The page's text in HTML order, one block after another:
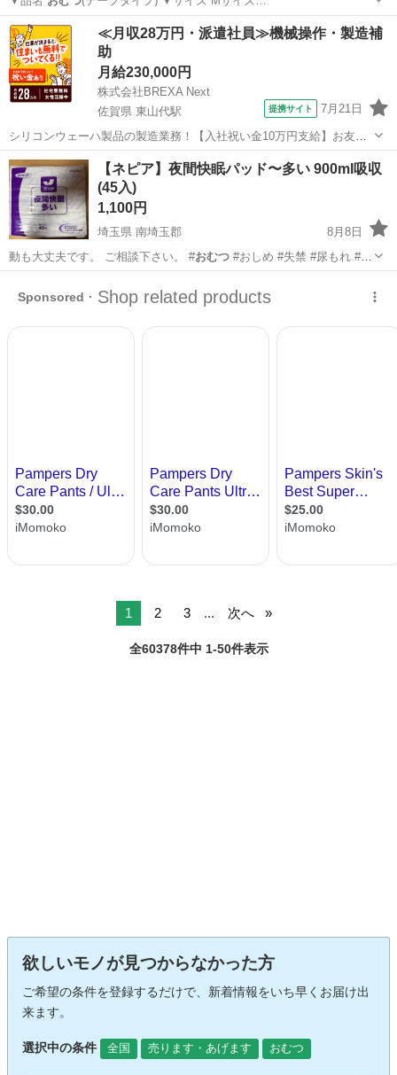
兵庫 尼崎市 武庫之荘駅 その他
≪月収28万円・派遣社員≫機械操作・製造補
助
月給230,000円
株式会社BREXA Next
佐賀県 東山代駅
提携サイト 7月21日
シリコンウェーハ製品の製造業務！【入社祝い金10万円支給】お友達
やカップルとの応募OK◎年間休日129日＆休出なしでプライベート充
実♪業務はクリーンルームで快適作業◎自社正社員登用制度あり★1食
300円～の格安食堂あり！《佐...
佐賀 伊万里市 東山代駅 その他
【ネピア】夜間快眠パッド〜多い 900ml吸収
(45入)
1,100円
埼玉県 南埼玉郡
8月8日
動も大丈夫です。 ご相談下さい。 #おむつ#おしめ #失禁 #尿もれ #介
護
1 2 3 ... 次へ
全60378件中 1-50件表示
欲しいモノが見つからなかった方
ご希望の条件を登録するだけで、新着情報をいち早くお届け出
来ます。
選択中の条件 全国 売ります・あげます おむつ